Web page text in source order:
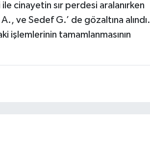
cinayetin sır perdesi aralanırken
ve Sedef G.’ de gözaltına alındı.
işlemlerinin tamamlanmasının